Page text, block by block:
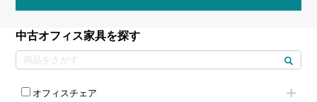
中古オフィス家具を探す
オフィスチェア